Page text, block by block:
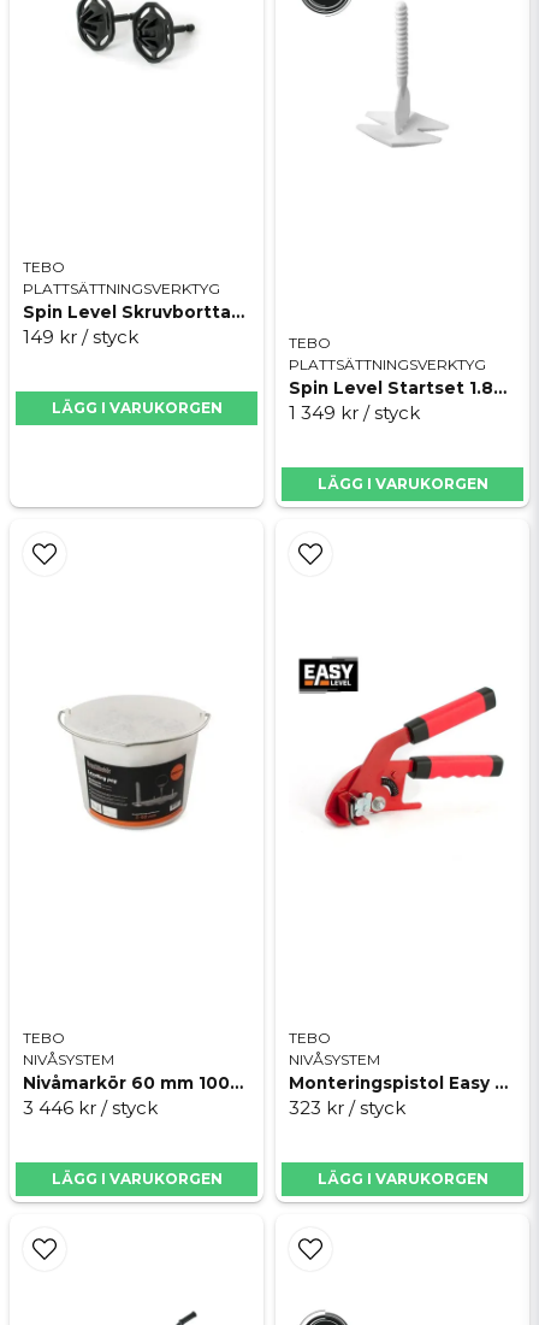
TEBO
PLATTSÄTTNINGSVERKTYG
Spin Level Skruvborttagare
149 kr / styck
LÄGG I VARUKORGEN
TEBO
PLATTSÄTTNINGSVERKTYG
Spin Level Startset 1.8mm
1 349 kr / styck
LÄGG I VARUKORGEN
TEBO
NIVÅSYSTEM
Nivåmarkör 60 mm 1000-pack
3 446 kr / styck
LÄGG I VARUKORGEN
TEBO
NIVÅSYSTEM
Monteringspistol Easy Level
323 kr / styck
LÄGG I VARUKORGEN